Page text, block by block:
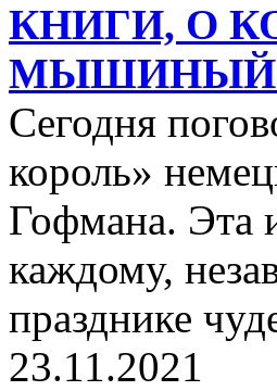
КНИГИ, О
МЫШИНЫЙ
Сегодня
король»
Гофмана. Эта
каждому,
празднике
23.11.2021